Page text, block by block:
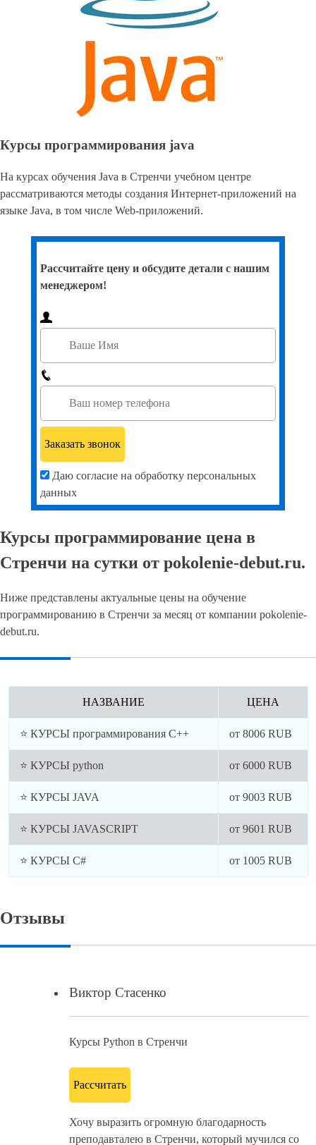
Курсы программирования java
На курсах обучения Java в Стренчи учебном центре
рассматриваются методы создания Интернет-приложений на
языке Java, в том числе Web-приложений.
Рассчитайте цену и обсудите детали с нашим
менеджером!
Даю согласие на обработку персональных
данных
Курсы программирование цена в
Стренчи на сутки от pokolenie-debut.ru.
Ниже представлены актуальные цены на обучение
программированию в Стренчи за месяц от компании pokolenie-
debut.ru.
НАЗВАНИЕ ЦЕНА
⭐ КУРСЫ программирования C++ от 8006 RUB
⭐ КУРСЫ python от 6000 RUB
⭐ КУРСЫ JAVA от 9003 RUB
⭐ КУРСЫ JAVASCRIPT от 9601 RUB
⭐ КУРСЫ C# от 1005 RUB
Отзывы
Виктор Стасенко
Курсы Python в Стренчи
Рассчитать
Хочу выразить огромную благодарность
преподавталею в Стренчи, который мучился со